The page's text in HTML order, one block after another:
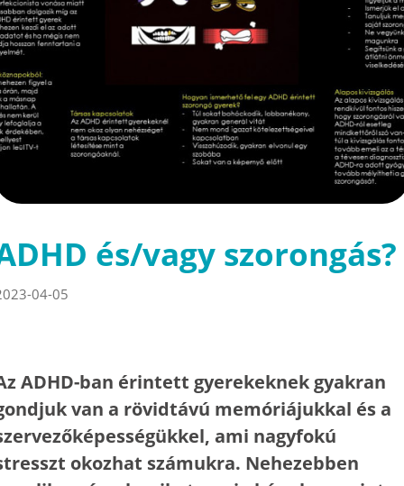
és/vagy szorongás?
04-05
ADHD-ban érintett gyerekeknek gyakran
van a rövidtávú memóriájukkal és a
ami nagyfokú
okozhat számukra. Nehezebben